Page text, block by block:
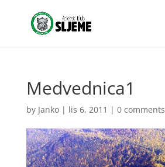
Medvednica1
by Janko| lis 6, 2011 | 0 comments